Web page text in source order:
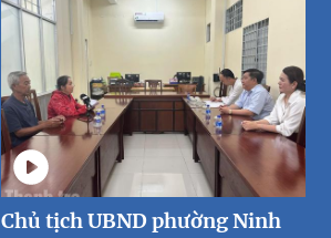
Chủ tịch UBND phường Ninh